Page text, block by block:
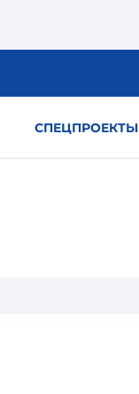
СПЕЦПРОЕКТЫ